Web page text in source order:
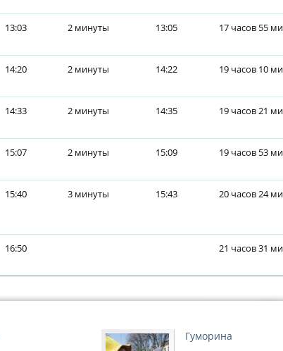
13:03 2 минуты 13:05 17 часов 55
14:20 2 минуты 14:22 19 часов 10
14:33 2 минуты 14:35 19 часов 21
15:07 2 минуты 15:09 19 часов 53
15:40 3 минуты 15:43 20 часов 24
16:50 21 часов 31
Гуморина